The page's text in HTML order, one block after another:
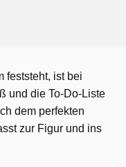
feststeht, ist bei
und die To-Do-Liste
dem perfekten
zur Figur und ins